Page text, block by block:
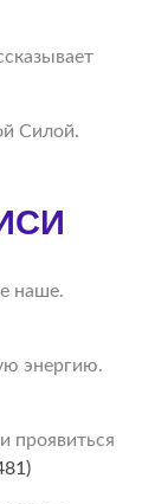
Силой.
наше.
энергию.
проявиться